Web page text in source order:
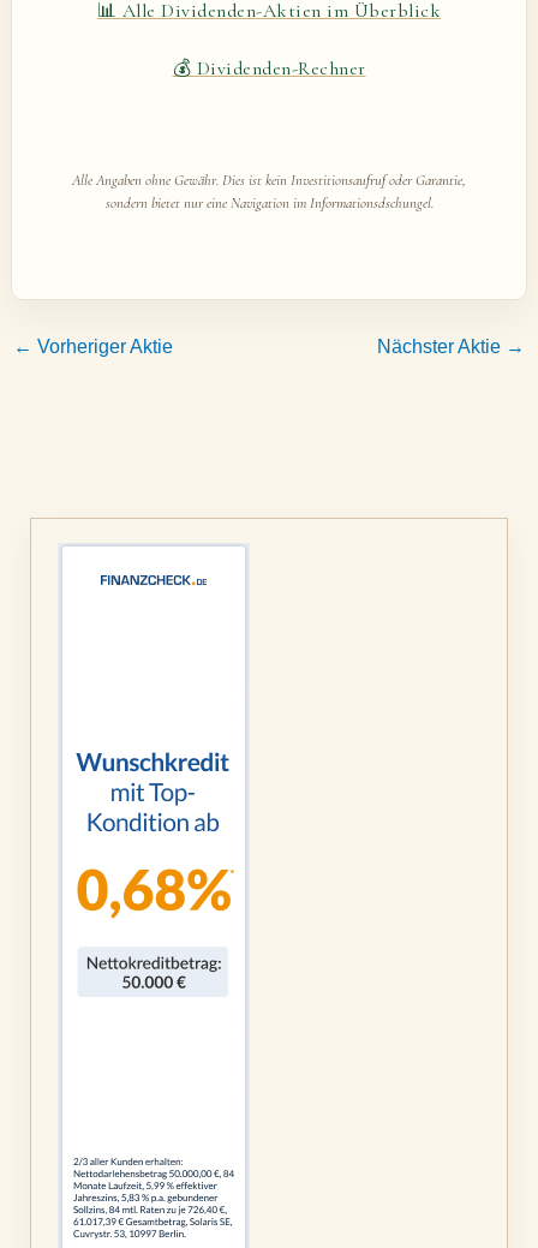
📊 Alle Dividenden-Aktien im Überblick
💰 Dividenden-Rechner
Alle Angaben ohne Gewähr. Dies ist kein Investitionsaufruf oder Garantie,
sondern bietet nur eine Navigation im Informationsdschungel.
← Vorheriger Aktie Nächster Aktie →